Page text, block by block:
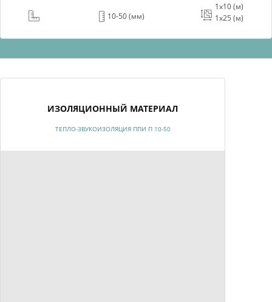
10-50 (мм)
1х10 (м)
1х25 (м)
ИЗОЛЯЦИОННЫЙ МАТЕРИАЛ
ТЕПЛО-ЗВУКОИЗОЛЯЦИЯ ППИ П 10-50